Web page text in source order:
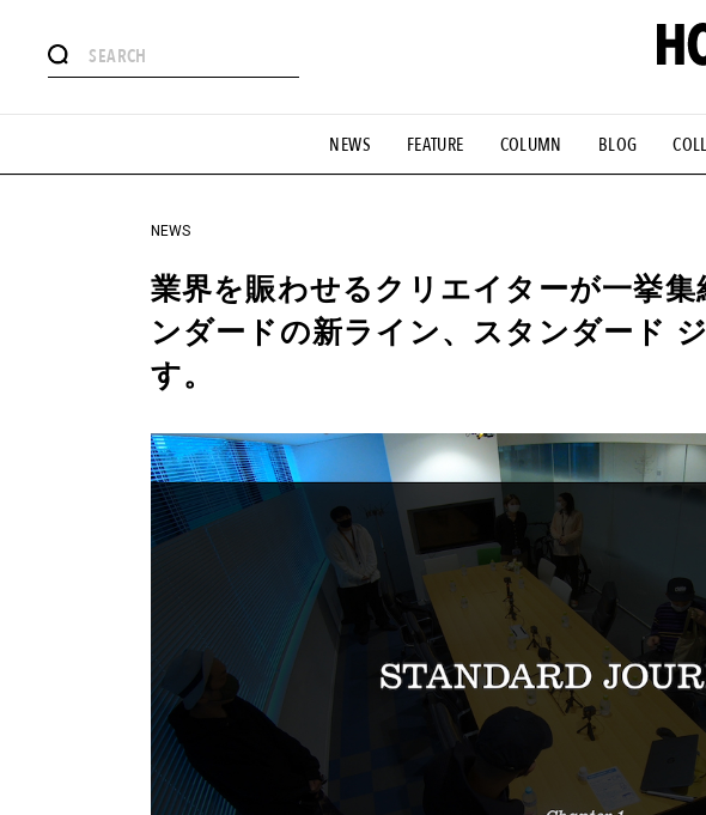
NEWS FEATURE COLUMN BLOG
#憧れの逸品 #ESSENTIAL DESIGNS #古着サミット
#GH 銘品の所以 #フイナムのYouTube #Commune H #FOCUS IT #AH.H
#HANDSOME HANDBOOK
NEWS
業界を賑わせるクリエイターが一挙集
ンダードの新ライン、スタンダード
す。